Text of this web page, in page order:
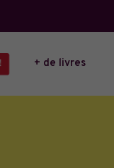
+ de livres